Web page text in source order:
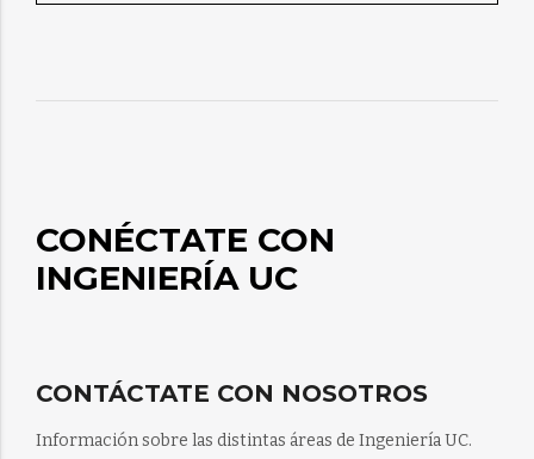
CONÉCTATE CON
INGENIERÍA UC
CONTÁCTATE CON NOSOTROS
Información sobre las distintas áreas de Ingeniería UC.